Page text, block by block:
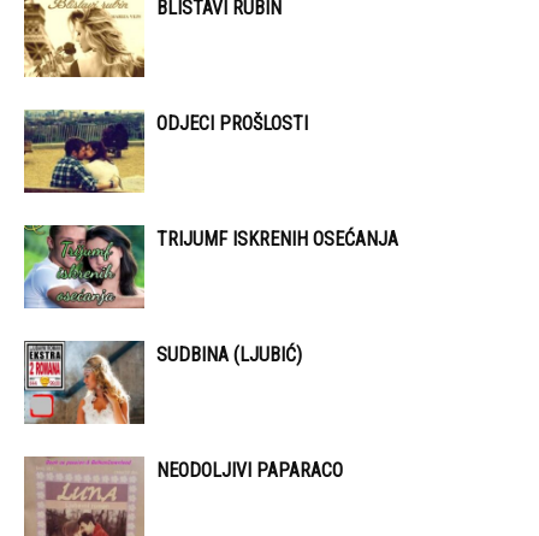
BLISTAVI RUBIN
ODJECI PROŠLOSTI
TRIJUMF ISKRENIH OSEĆANJA
SUDBINA (LJUBIĆ)
NEODOLJIVI PAPARACO